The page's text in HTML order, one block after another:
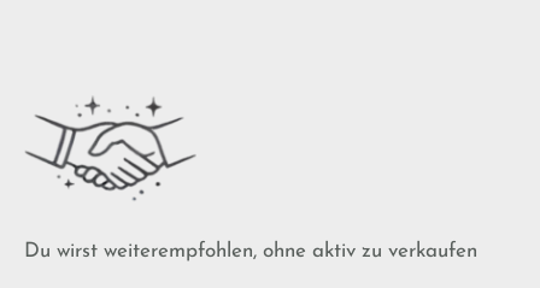
Du wirst weiterempfohlen, ohne aktiv zu verkaufen